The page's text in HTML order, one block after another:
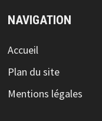
NAVIGATION
Accueil
Plan du site
Mentions légales